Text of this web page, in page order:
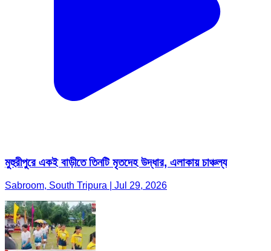
মুহুরীপুরে একই বাড়ীতে তিনটি মৃতদেহ উদ্ধার, এলাকায় চাঞ্চল্য
Sabroom, South Tripura | Jul 29, 2026